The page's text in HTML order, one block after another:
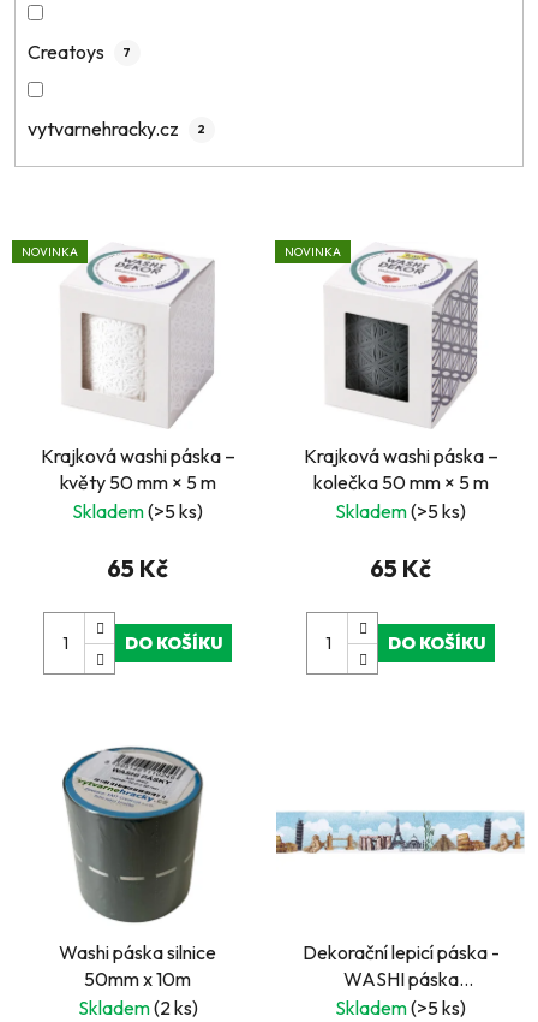
Creatoys 7
vytvarnehracky.cz 2
V
ý
NOVINKA
Krajková washi páska –
květy 50 mm × 5 m
Skladem(>5 ks)
65 Kč
DO KOŠÍKU
NOVINKA
Krajková washi páska –
kolečka 50 mm × 5 m
Skladem(>5 ks)
65 Kč
DO KOŠÍKU
Washi páska silnice
50mm x 10m
Skladem(2 ks)
Dekorační lepicí páska -
WASHI páska
pamětihodnosti 10 m x 38
Skladem(>5 ks)